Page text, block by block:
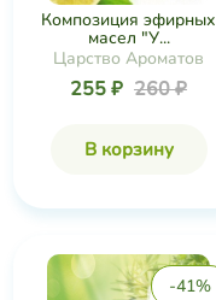
Композиция эфирных
масел "У...
Царство Ароматов
255 ₽ 260 ₽
В корзину
-41%